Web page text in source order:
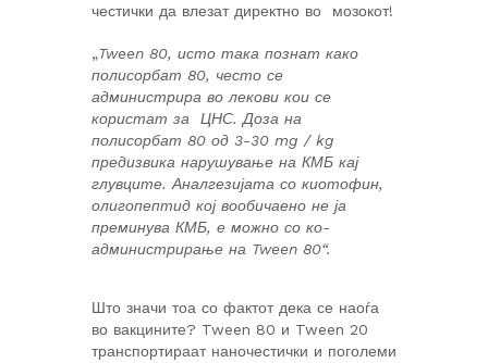
честички да влезат директно во мозокот!
„Tween 80, исто така познат како
полисорбат 80, често се
администрира во лекови кои се
користат за ЦНС. Доза на
полисорбат 80 од 3-30 mg / kg
предизвика нарушување на КМБ кај
глувците. Аналгезијата со киотофин,
олигопептид кој вообичаено не ја
преминува КМБ, е можно со ко-
администрирање на Tween 80“.
Што значи тоа со фактот дека се наоѓа
во вакцините? Tween 80 и Tween 20
транспортираат наночестички и поголеми